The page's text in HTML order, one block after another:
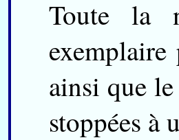
Toute la
ainsi que
stoppées à